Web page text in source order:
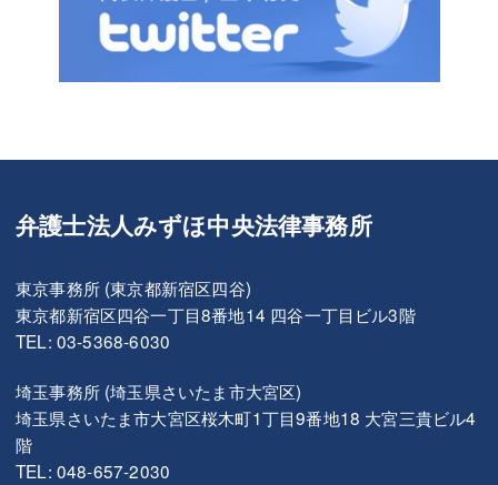
弁護士法人みずほ中央法律事務所
東京事務所 (東京都新宿区四谷)
東京都新宿区四谷一丁目8番地14 四谷一丁目ビル3階
TEL: 03-5368-6030
埼玉事務所 (埼玉県さいたま市大宮区)
埼玉県さいたま市大宮区桜木町1丁目9番地18 大宮三貴ビル4
階
TEL: 048-657-2030